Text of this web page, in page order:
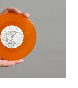
a hanglemezek
vevőivel és